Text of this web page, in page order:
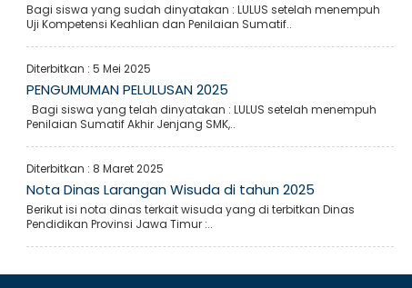
Bagi siswa yang sudah dinyatakan : LULUS setelah menempuh
Uji Kompetensi Keahlian dan Penilaian Sumatif..
Diterbitkan :5 Mei 2025
PENGUMUMAN PELULUSAN 2025
Bagi siswa yang telah dinyatakan : LULUS setelah menempuh
Penilaian Sumatif Akhir Jenjang SMK,..
Diterbitkan : 8 Maret 2025
Nota Dinas Larangan Wisuda di tahun 2025
Berikut isi nota dinas terkait wisuda yang di terbitkan Dinas
Pendidikan Provinsi Jawa Timur :..